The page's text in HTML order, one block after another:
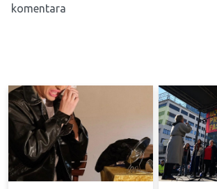
komentara